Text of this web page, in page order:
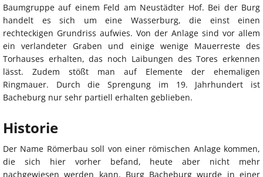
Baumgruppe auf einem Feld am Neustädter Hof. Bei der Burg
handelt es sich um eine Wasserburg, die einst einen
rechteckigen Grundriss aufwies. Von der Anlage sind vor allem
ein verlandeter Graben und einige wenige Mauerreste des
Torhauses erhalten, das noch Laibungen des Tores erkennen
lässt. Zudem stößt man auf Elemente der ehemaligen
Ringmauer. Durch die Sprengung im 19. Jahrhundert ist
Bacheburg nur sehr partiell erhalten geblieben.
Historie
Der Name Römerbau soll von einer römischen Anlage kommen,
die sich hier vorher befand, heute aber nicht mehr
nachgewiesen werden kann. Burg Bacheburg wurde in einer